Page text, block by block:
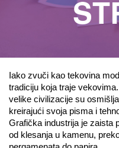
Iako zvuči kao tekovina
tradiciju koja traje
velike civilizacije su
kreirajući svoja pisma i
Grafička industrija je zaista
od klesanja u kamenu,